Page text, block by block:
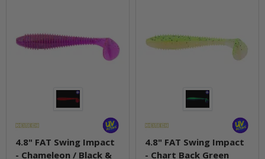
4.8" FAT Swing Impact
- Chameleon / Black &
4.8" FAT Swing Impact
- Chart Back Green